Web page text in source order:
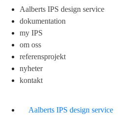
Aalberts IPS design service
dokumentation
my IPS
om oss
referensprojekt
nyheter
kontakt
Aalberts IPS design service